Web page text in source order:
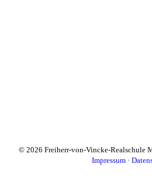
© 2026 Freiherr-von-Vincke-Realschule
Impressum·